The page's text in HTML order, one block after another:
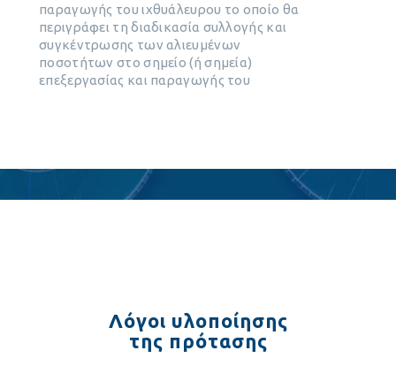
παραγωγής του ιχθυάλευρου το οποίο θα
περιγράφει τη διαδικασία συλλογής και
συγκέντρωσης των αλιευμένων
ποσοτήτων στο σημείο (ή σημεία)
επεξεργασίας και παραγωγής του
Λόγοι υλοποίησης
της πρότασης